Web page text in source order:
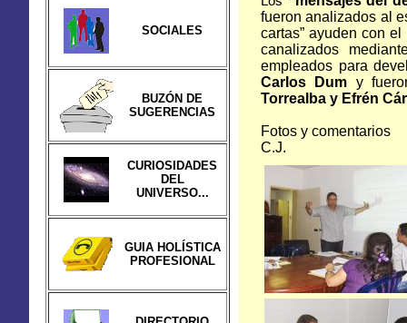
SOCIALES
BUZÓN DE
SUGERENCIAS
CURIOSIDADES
DEL
UNIVERSO...
GUIA HOLÍSTICA
PROFESIONAL
fueron analizados al
cartas” ayuden con
canalizados
empleados para
Carlos Dum y
Torrealba y Efrén
Fotos y comentarios
C.J.